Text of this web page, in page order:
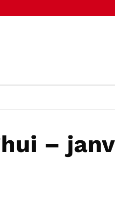
–